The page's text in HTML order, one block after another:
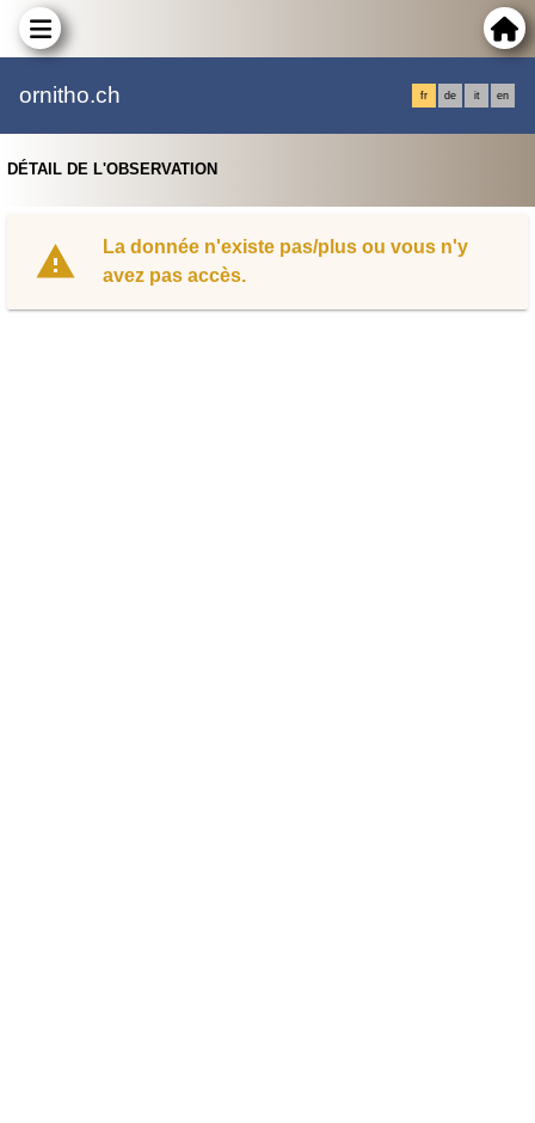
ornitho.ch fr de it en
DÉTAIL DE L'OBSERVATION
La donnée n'existe pas/plus ou vous n'y
avez pas accès.